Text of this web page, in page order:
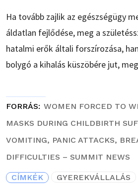
Ha tovább zajlik az egészségügy
áldatlan fejlődése, meg a
hatalmi erők általi forszírozása,
bolygó a kihalás küszöbére jut,
FORRÁS
WOMEN FORCED TO
MASKS DURING CHILDBIRTH
VOMITING, PANIC ATTACKS,
DIFFICULTIES – SUMMIT NEWS
CÍMKÉK GYEREKVÁLLALÁS